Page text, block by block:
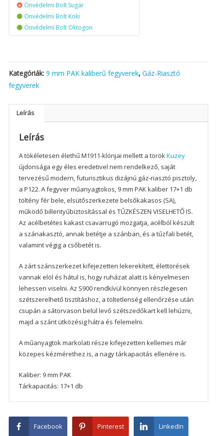
Önvédelmi Bolt Sugár
Önvédelmi Bolt Köki
Önvédelmi Bolt Oktogon
Kategóriák: 9 mm PAK kaliberű fegyverek, Gáz-Riasztó
fegyverek
Leírás
Leírás
A tökéletesen élethű M1911-klónjai mellett a török Kuzey
újdonsága egy éles eredetivel nem rendelkező, saját
tervezésű modern, futurisztikus dizájnú gáz-riasztó pisztoly,
a P122. A fegyver műanyagtokos, 9 mm PAK kaliber 17+1 db
töltény fér bele, elsütőszerkezete belsőkakasos (SA),
működő billentyűbiztosítással és TŰZKÉSZEN VISELHETŐ IS.
Az acélbetétes kakast csavarrugó mozgatja, acélból készült
a szánakasztó, annak betétje a szánban, és a tűzfali betét,
valamint végig a csőbetét is.
A zárt szánszerkezet kifejezetten lekerekített, élettörések
vannak elöl és hátul is, hogy ruházat alatt is kényelmesen
lehessen viselni. Az S900 rendkívül könnyen részlegesen
szétszerelhető tisztításhoz, a töltetlenség ellenőrzése után
csupán a sátorvason belül levő szétszedőkart kell lehúzni,
majd a szánt ütközésig hátra és felemelni.
A műanyagtok markolati része kifejezetten kellemes már
közepes kézmérethez is, a nagy tárkapacitás ellenére is.
Kaliber: 9 mm PAK
Tárkapacitás: 17+1 db
Facebook Pinterest LinkedIn